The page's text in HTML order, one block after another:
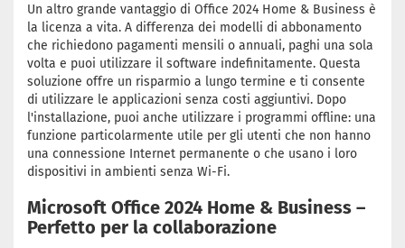
Un altro grande vantaggio di Office 2024 Home & Business è
la licenza a vita. A differenza dei modelli di abbonamento
che richiedono pagamenti mensili o annuali, paghi una sola
volta e puoi utilizzare il software indefinitamente. Questa
soluzione offre un risparmio a lungo termine e ti consente
di utilizzare le applicazioni senza costi aggiuntivi. Dopo
l'installazione, puoi anche utilizzare i programmi offline: una
funzione particolarmente utile per gli utenti che non hanno
una connessione Internet permanente o che usano i loro
dispositivi in ambienti senza Wi-Fi.
Microsoft Office 2024 Home & Business –
Perfetto per la collaborazione